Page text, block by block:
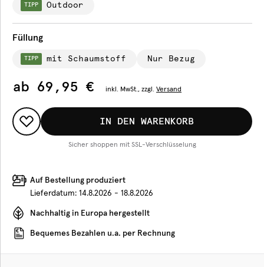
TIPP Outdoor
Füllung
TIPP mit Schaumstoff Nur Bezug
ab 69,95 € inkl. MwSt., zzgl. Versand
IN DEN WARENKORB
Sicher shoppen mit SSL-Verschlüsselung
Auf Bestellung produziert
Lieferdatum: 14.8.2026 - 18.8.2026
Nachhaltig in Europa hergestellt
Bequemes Bezahlen u.a. per Rechnung